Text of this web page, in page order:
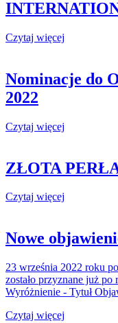
Czytaj więcej
Nominacje do
2022
Czytaj więcej
ZŁOTA
Czytaj więcej
Nowe
23 września 2022 roku
zostało przyznane już
Wyróżnienie - Tytuł
Czytaj więcej